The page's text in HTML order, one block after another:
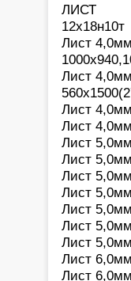
ЛИСТ
12х18н10т
Лист 4,0мм
Лист 4,0мм
Лист 4,0мм
Лист
Лист
Лист
Лист 5,0мм
Лист
Лист 5,0мм
Лист 5,0мм
Лист 5,0мм
Лист 6,0мм
Лист 6,0мм